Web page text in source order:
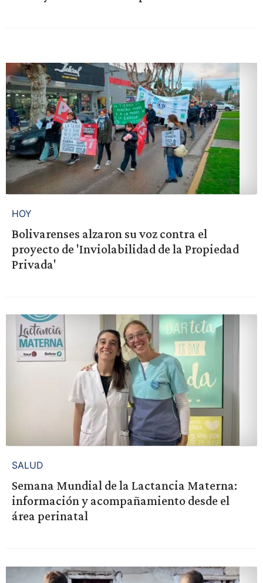
HOY
Bolivarenses alzaron su voz contra el
proyecto de 'Inviolabilidad de la Propiedad
Privada'
SALUD
Semana Mundial de la Lactancia Materna:
información y acompañamiento desde el
área perinatal